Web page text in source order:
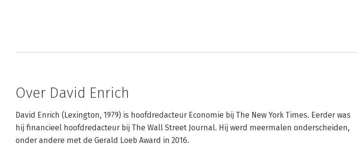
Over David Enrich
David Enrich (Lexington, 1979) is hoofdredacteur Economie bij The New York Times. Eerder was
hij financieel hoofdredacteur bij The Wall Street Journal. Hij werd meermalen onderscheiden,
onder andere met de Gerald Loeb Award in 2016.